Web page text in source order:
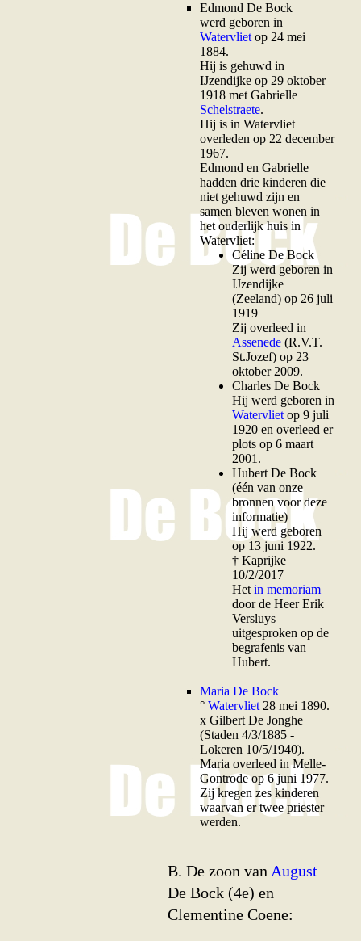
Edmond De Bock
werd geboren in
Watervliet op 24 mei
1884.
Hij is gehuwd in
IJzendijke op 29 oktober
1918 met Gabrielle
Schelstraete.
Hij is in Watervliet
overleden op 22 december
1967.
Edmond en Gabrielle
hadden drie kinderen die
niet gehuwd zijn en
samen bleven wonen in
het ouderlijk huis in
Watervliet:
Céline De Bock
Zij werd geboren in
IJzendijke
(Zeeland) op 26 juli
1919
Zij overleed in
Assenede (R.V.T.
St.Jozef) op 23
oktober 2009.
Charles De Bock
Hij werd geboren in
Watervliet op 9 juli
1920 en overleed er
plots op 6 maart
2001.
Hubert De Bock
(één van onze
bronnen voor deze
informatie)
Hij werd geboren
op 13 juni 1922.
† Kaprijke
10/2/2017
Het in memoriam
door de Heer Erik
Versluys
uitgesproken op de
begrafenis van
Hubert.
Maria De Bock
° Watervliet 28 mei 1890.
x Gilbert De Jonghe
(Staden 4/3/1885 -
Lokeren 10/5/1940).
Maria overleed in Melle-
Gontrode op 6 juni 1977.
Zij kregen zes kinderen
waarvan er twee priester
werden.
B. De zoon van August
De Bock (4e) en
Clementine Coene: